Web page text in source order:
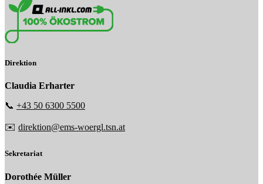
Direktion
Claudia Erharter
📞 +43 50 6300 5500
✉️ direktion@ems-woergl.tsn.at
Sekretariat
Dorothée Müller